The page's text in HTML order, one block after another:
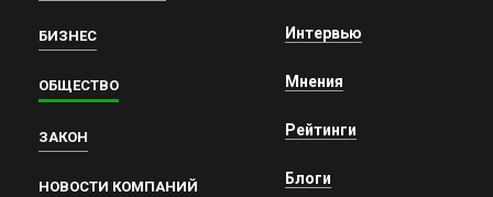
БИЗНЕС
ОБЩЕСТВО
ЗАКОН
НОВОСТИ КОМПАНИЙ
Интервью
Мнения
Рейтинги
Блоги